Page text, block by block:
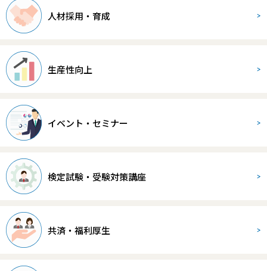
人材採用・育成
生産性向上
イベント・セミナー
検定試験・受験対策講座
共済・福利厚生